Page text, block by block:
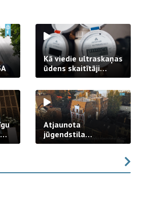
Kā viedie ultraskaņas
ūdens skaitītāji
strādā praksē
Atjaunota
jūgendstila
arhitektūras pērles